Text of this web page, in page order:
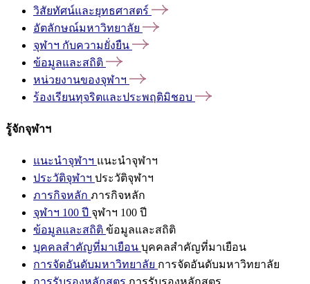
วิสัยทัศน์และยุทธศาสตร์
อัตลักษณ์มหาวิทยาลัย
จุฬาฯ กับความยั่งยืน
ข้อมูลและสถิติ
หน่วยงานของจุฬาฯ
ร้องเรียนทุจริตและประพฤติมิชอบ
รู้จักจุฬาฯ
แนะนำจุฬาฯ แนะนำจุฬาฯ
ประวัติจุฬาฯ ประวัติจุฬาฯ
ภารกิจหลัก ภารกิจหลัก
จุฬาฯ 100 ปี จุฬาฯ 100 ปี
ข้อมูลและสถิติ ข้อมูลและสถิติ
บุคคลสำคัญที่มาเยือน บุคคลสำคัญที่มาเยือน
การจัดอันดับมหาวิทยาลัย การจัดอันดับมหาวิทยาลัย
การรับรองหลักสูตร การรับรองหลักสูตร